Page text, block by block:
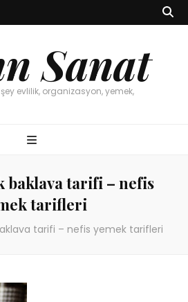
Sanat
evlilik, organizasyon, yemek,
baklava tarifi – nefis
tarifleri
tarifi – nefis yemek tarifleri